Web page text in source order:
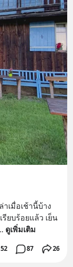
เมื่อเช้านี้บ้าง
ยบร้อยแล้ว เย็น
ดูเพิ่มเติม
52 87 26